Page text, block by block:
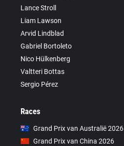
Lance Stroll
Liam Lawson
Arvid Lindblad
Gabriel Bortoleto
Nico Hülkenberg
Valtteri Bottas
Sergio Pérez
Races
Grand Prix van Australië 2026
Grand Prix van China 2026